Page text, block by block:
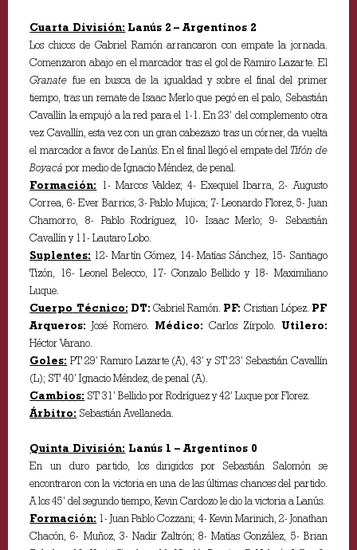
Cuarta División: Lanús 2 – Argentinos 2
Los chicos de Gabriel Ramón arrancaron con empate la jornada.
Comenzaron abajo en el marcador tras el gol de Ramiro Lazarte. El
Granate fue en busca de la igualdad y sobre el final del primer
tiempo, tras un remate de Isaac Merlo que pegó en el palo, Sebastián
Cavallín la empujó a la red para el 1-1. En 23’ del complemento otra
vez Cavallín, esta vez con un gran cabezazo tras un córner, da vuelta
el marcador a favor de Lanús. En el final llegó el empate delTifón de
Boyacá por medio de Ignacio Méndez, de penal.
Formación: 1- Marcos Valdez; 4- Exequiel Ibarra, 2- Augusto
Correa, 6- Ever Barrios, 3- Pablo Mujica; 7- Leonardo Florez, 5- Juan
Chamorro, 8- Pablo Rodríguez, 10- Isaac Merlo; 9- Sebastián
Cavallín y 11- Lautaro Lobo.
Suplentes: 12- Martín Gómez, 14- Matías Sánchez, 15- Santiago
Tizón, 16- Leonel Belecco, 17- Gonzalo Bellido y 18- Maximiliano
Luque.
Cuerpo Técnico: DT: Gabriel Ramón. PF:Cristian López. PF
Arqueros: José Romero. Médico: Carlos Zírpolo. Utilero:
Héctor Varano.
Goles: PT 29’ Ramiro Lazarte (A), 43’ y ST 23’ Sebastián Cavallín
(L); ST 40’ Ignacio Méndez, de penal (A).
Cambios: ST 31’ Bellido por Rodríguez y 42’ Luque por Florez.
Árbitro: Sebastián Avellaneda.
Quinta División: Lanús 1 – Argentinos 0
En un duro partido, los dirigidos por Sebastián Salomón se
encontraron con la victoria en una de las últimas chances del partido.
A los 45’ del segundo tiempo, Kevin Cardozo le dio la victoria a Lanús.
Formación: 1- Juan Pablo Cozzani; 4- Kevin Marinich, 2- Jonathan
Chacón, 6- Muñoz, 3- Nadir Zaltrón; 8- Matías González, 5- Brian